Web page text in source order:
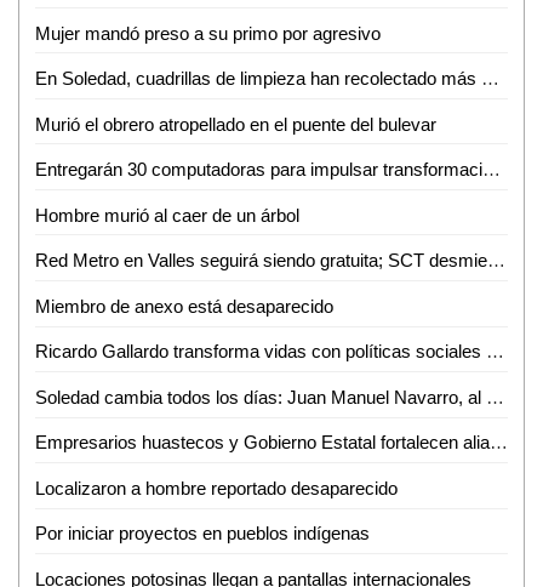
Mujer mandó preso a su primo por agresivo
En Soledad, cuadrillas de limpieza han recolectado más de 10 toneladas de residuos por la fiesta futbolera
Murió el obrero atropellado en el puente del bulevar
Entregarán 30 computadoras para impulsar transformación digital de negocios de la Huasteca
Hombre murió al caer de un árbol
Red Metro en Valles seguirá siendo gratuita; SCT desmiente cobro de 12 pesos
Miembro de anexo está desaparecido
Ricardo Gallardo transforma vidas con políticas sociales sin límites
Soledad cambia todos los días: Juan Manuel Navarro, al arrancar pavimentación en bulevar Valle de los Fantasmas
Empresarios huastecos y Gobierno Estatal fortalecen alianza para atraer inversiones
Localizaron a hombre reportado desaparecido
Por iniciar proyectos en pueblos indígenas
Locaciones potosinas llegan a pantallas internacionales